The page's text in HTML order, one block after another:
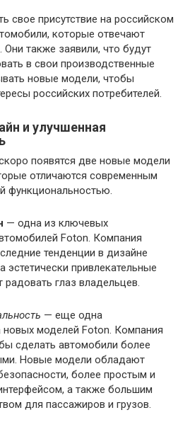
свое присутствие на российском
которые отвечают
Они также заявили, что будут
в свои производственные
новые модели, чтобы
российских потребителей.
и улучшенная
появятся две новые модели
отличаются современным
функциональностью.
— одна из ключевых
Foton. Компания
тенденции в дизайне
эстетически привлекательные
глаз владельцев.
— еще одна
новых моделей Foton. Компания
сделать автомобили более
Новые модели обладают
более простым и
а также большим
для пассажиров и грузов.